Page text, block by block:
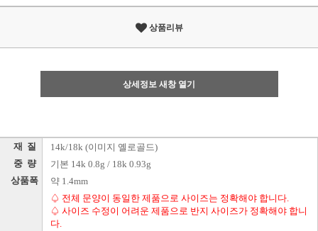
상품리뷰
상세정보 새창 열기
재 질 14k/18k (이미지 옐로골드)
중 량 기본 14k 0.8g / 18k 0.93g
상품폭 약 1.4mm
♤ 전체 문양이 동일한 제품으로 사이즈는 정확해야 합니다.
♤ 사이즈 수정이 어려운 제품으로 반지 사이즈가 정확해야 합니
다.